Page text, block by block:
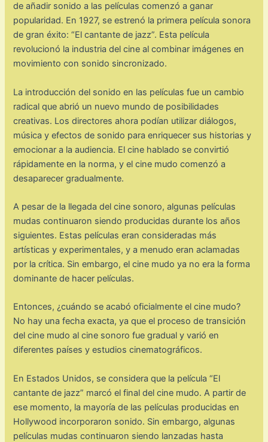
de añadir sonido a las películas comenzó a ganar
popularidad. En 1927, se estrenó la primera película sonora
de gran éxito: “El cantante de jazz”. Esta película
revolucionó la industria del cine al combinar imágenes en
movimiento con sonido sincronizado.
La introducción del sonido en las películas fue un cambio
radical que abrió un nuevo mundo de posibilidades
creativas. Los directores ahora podían utilizar diálogos,
música y efectos de sonido para enriquecer sus historias y
emocionar a la audiencia. El cine hablado se convirtió
rápidamente en la norma, y el cine mudo comenzó a
desaparecer gradualmente.
A pesar de la llegada del cine sonoro, algunas películas
mudas continuaron siendo producidas durante los años
siguientes. Estas películas eran consideradas más
artísticas y experimentales, y a menudo eran aclamadas
por la crítica. Sin embargo, el cine mudo ya no era la forma
dominante de hacer películas.
Entonces, ¿cuándo se acabó oficialmente el cine mudo?
No hay una fecha exacta, ya que el proceso de transición
del cine mudo al cine sonoro fue gradual y varió en
diferentes países y estudios cinematográficos.
En Estados Unidos, se considera que la película “El
cantante de jazz” marcó el final del cine mudo. A partir de
ese momento, la mayoría de las películas producidas en
Hollywood incorporaron sonido. Sin embargo, algunas
películas mudas continuaron siendo lanzadas hasta